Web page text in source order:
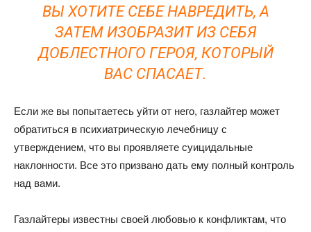
ВЫ ХОТИТЕ СЕБЕ НАВРЕДИТЬ, А
ЗАТЕМ ИЗОБРАЗИТ ИЗ СЕБЯ
ДОБЛЕСТНОГО ГЕРОЯ, КОТОРЫЙ
ВАС СПАСАЕТ.
Если же вы попытаетесь уйти от него, газлайтер может
обратиться в психиатрическую лечебницу с
утверждением, что вы проявляете суицидальные
наклонности. Все это призвано дать ему полный контроль
над вами.
Газлайтеры известны своей любовью к конфликтам, что